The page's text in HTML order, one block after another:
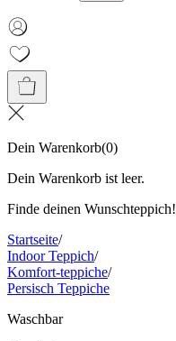
Dein Warenkorb(0)
Dein Warenkorb ist leer.
Finde deinen Wunschteppich!
Startseite/
Indoor Teppich/
Komfort-teppiche/
Persisch Teppiche
Waschbar